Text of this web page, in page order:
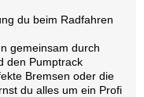
du beim Radfahren
gemeinsam durch
den Pumptrack
Bremsen oder die
du alles um ein Profi